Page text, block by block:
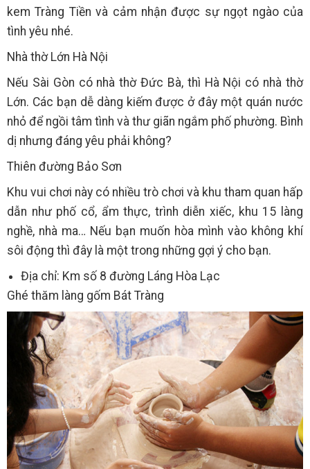
kem Tràng Tiền và cảm nhận được sự ngọt ngào của
tình yêu nhé.
Nhà thờ Lớn Hà Nội
Nếu Sài Gòn có nhà thờ Đức Bà, thì Hà Nội có nhà thờ
Lớn. Các bạn dễ dàng kiếm được ở đây một quán nước
nhỏ để ngồi tâm tình và thư giãn ngắm phố phường. Bình
dị nhưng đáng yêu phải không?
Thiên đường Bảo Sơn
Khu vui chơi này có nhiều trò chơi và khu tham quan hấp
dẫn như phố cổ, ẩm thực, trình diễn xiếc, khu 15 làng
nghề, nhà ma… Nếu bạn muốn hòa mình vào không khí
sôi động thì đây là một trong những gợi ý cho bạn.
Địa chỉ: Km số 8 đường Láng Hòa Lạc
Ghé thăm làng gốm Bát Tràng